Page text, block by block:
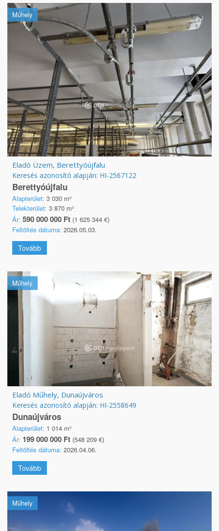
Műhely
Eladó Üzem, Berettyóújfalu
Keresés azonosító alapján: HI-2567122
Berettyóújfalu
Alapterület: 3 030 m²
Telekterület: 3 870 m²
Ár: 590 000 000 Ft (1 625 344 €)
Feltöltés dátuma: 2026.05.03.
Tovább
Műhely
Eladó Műhely, Dunaújváros
Keresés azonosító alapján: HI-2558649
Dunaújváros
Alapterület: 1 014 m²
Ár: 199 000 000 Ft (548 209 €)
Feltöltés dátuma: 2026.04.06.
Tovább
Műhely